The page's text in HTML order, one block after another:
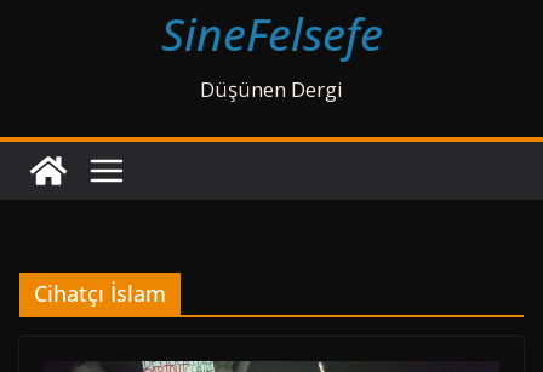
SineFelsefe
Düşünen Dergi
Cihatçı İslam